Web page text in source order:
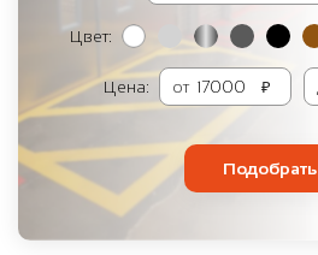
Цвет:
Цена: от ₽
Подобрать